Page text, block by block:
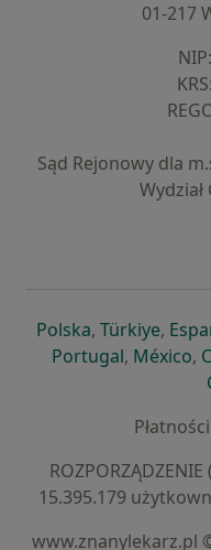
01-217
Sąd Rejonowy dla
Polskaotwiera się w
, Türkiye,
Portugalotwiera
, México,
15.395.179
www.znanylekarz.pl